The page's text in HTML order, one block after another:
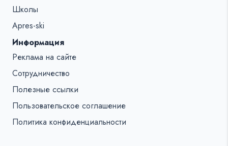
Школы
Apres-ski
Информация
Реклама на сайте
Сотрудничество
Полезные ссылки
Пользовательское соглашение
Политика конфиденциальности